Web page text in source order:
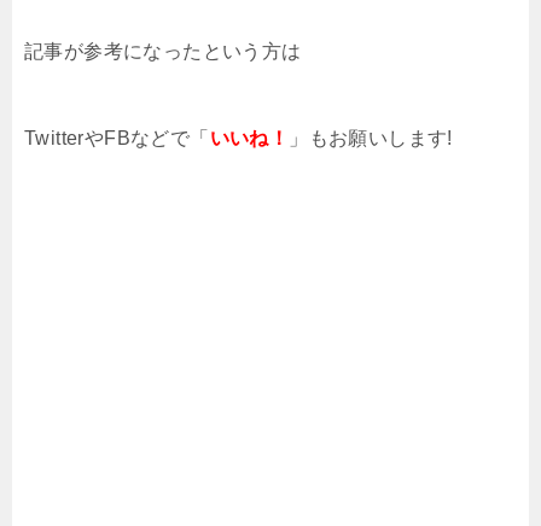
記事が参考になったという方は
TwitterやFBなどで「 いいね！ 」もお願いします!